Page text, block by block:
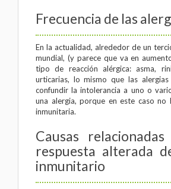
Frecuencia de las
En la actualidad, alrededor de un
mundial, (y parece que va en
tipo de reacción alérgica: asma,
urticarias, lo mismo que las alergias
confundir la intolerancia a uno o
una alergia, porque en este caso no
inmunitaria.
Causas
respuesta alterada
inmunitario